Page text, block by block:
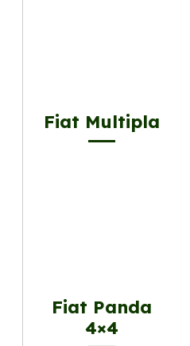
Fiat Multipla
Fiat Panda
4×4